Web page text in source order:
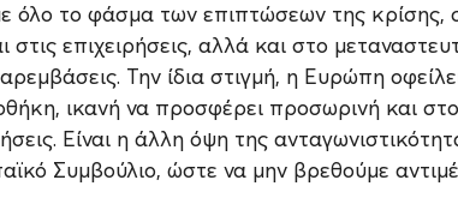
όλο το φάσμα των επιπτώσεων της κρίσης,
επιχειρήσεις, αλλά και στο
Την ίδια στιγμή, η Ευρώπη
ικανή να προσφέρει προσωρινή και
Είναι η άλλη όψη της
Συμβούλιο, ώστε να μην βρεθούμε